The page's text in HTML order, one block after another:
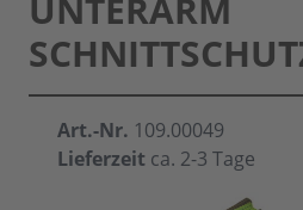
UNTERARM
Art.-Nr. 109.00049
Lieferzeit ca. 2-3 Tage